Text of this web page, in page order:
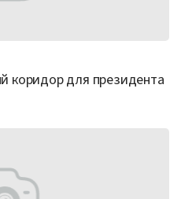
коридор для президента